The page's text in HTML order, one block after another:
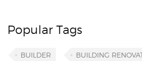
Popular Tags
BUILDER BUILDING